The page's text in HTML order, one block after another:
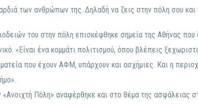
των ανθρώπων της. Δηλαδή να ζεις στην πόλη σου και
του στην πόλη επισκέφθηκε σημεία της Αθήνας
«Είναι ένα κομμάτι πολιτισμού, όπου βλέπεις
που έχουν ΑΦΜ, υπάρχουν και ασχήμιες. Και η
Πόλη» αναφέρθηκε και στο θέμα της ασφάλειας